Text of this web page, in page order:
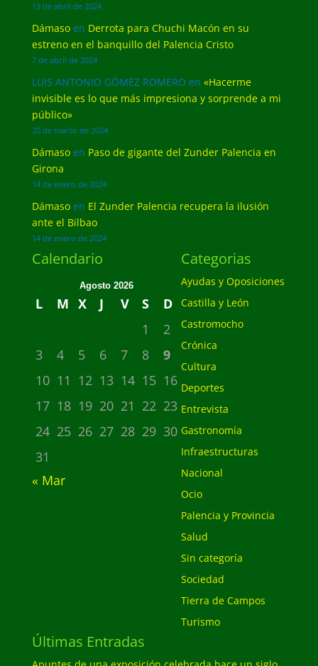
13 de abril de 2024
Dámasoen Derrota para Chuchi Macón en su
estreno en el banquillo del Palencia Cristo
7 de abril de 2024
LUIS ANTONIO GÓMEZ ROMERO en «Hacerme
invisible es lo que más impresiona y sorprende a mi
público»
20 de marzo de 2024
Dámasoen Paso de gigante del Zunder Palencia en
Girona
14 de enero de 2024
Dámasoen El Zunder Palencia recupera la ilusión
ante el Bilbao
14 de enero de 2024
Calendario
Agosto 2026
L M X J V S
D
1
2
3
4 5 6 7 8
9
10 11 12 13 14 15 16
17 18 19 20 21 22 23
24 25 26 27 28 29 30
31
« Mar
Categorias
Ayudas y Oposiciones
Castilla y León
Castromocho
Crónica
Cultura
Deportes
Entrevista
Gastronomía
Infraestructuras
Nacional
Ocio
Palencia y Provincia
Salud
Sin categoría
Sociedad
Tierra de Campos
Turismo
Últimas Entradas